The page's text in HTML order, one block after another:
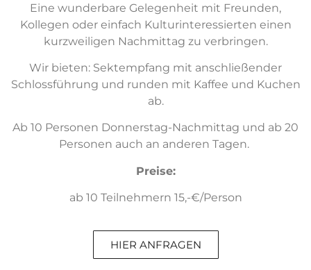
Eine wunderbare Gelegenheit mit Freunden,
Kollegen oder einfach Kulturinteressierten einen
kurzweiligen Nachmittag zu verbringen.
Wir bieten: Sektempfang mit anschließender
Schlossführung und runden mit Kaffee und Kuchen
ab.
Ab 10 Personen Donnerstag-Nachmittag und ab 20
Personen auch an anderen Tagen.
Preise:
ab 10 Teilnehmern 15,-€/Person
HIER ANFRAGEN